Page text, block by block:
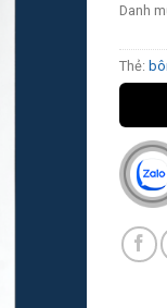
Danh
Thẻ: